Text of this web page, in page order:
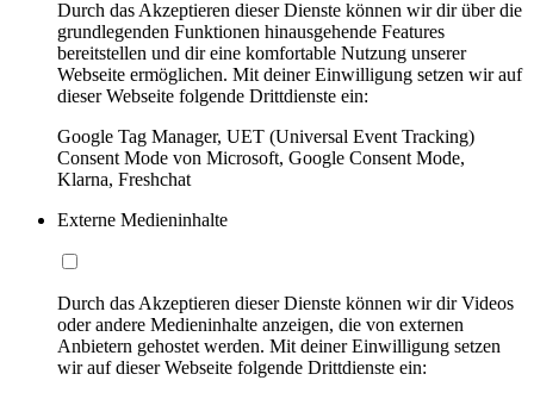
Durch das Akzeptieren dieser Dienste können wir dir über die
grundlegenden Funktionen hinausgehende Features
bereitstellen und dir eine komfortable Nutzung unserer
Webseite ermöglichen. Mit deiner Einwilligung setzen wir auf
dieser Webseite folgende Drittdienste ein:
Google Tag Manager, UET (Universal Event Tracking)
Consent Mode von Microsoft, Google Consent Mode,
Klarna, Freshchat
Externe Medieninhalte
Durch das Akzeptieren dieser Dienste können wir dir Videos
oder andere Medieninhalte anzeigen, die von externen
Anbietern gehostet werden. Mit deiner Einwilligung setzen
wir auf dieser Webseite folgende Drittdienste ein: